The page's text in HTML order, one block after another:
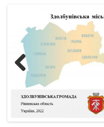
Previous